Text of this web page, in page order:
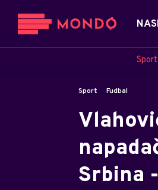
Sport Fudbal
Srbina